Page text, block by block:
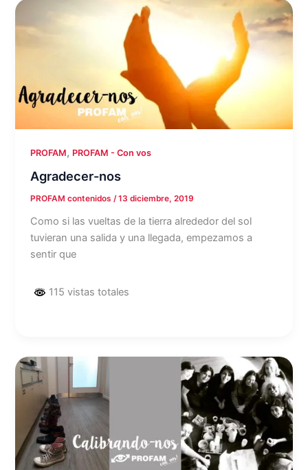
PROFAM, PROFAM - Con vos
Agradecer-nos
PROFAM contenidos/13 diciembre, 2019
Como si las vueltas de la tierra alrededor del sol
tuvieran una salida y una llegada, empezamos a
sentir que
115 vistas totales